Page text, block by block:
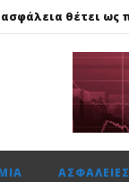
ασφάλεια θέτει ως
Αποκτά το
χρονιά, στους
ασφάλεια θέτει ως
ΑΣΦΆΛΕΙΕΣ